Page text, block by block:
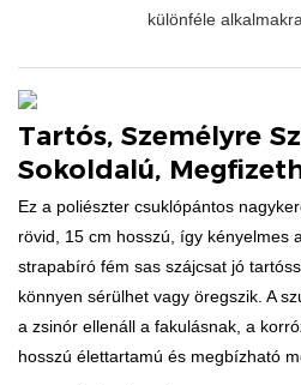
különféle alkalmakra.
Tartós, Személyre
Sokoldalú,
Ez a poliészter csuklópántos
rövid, 15 cm hosszú, így kényelmes
strapabíró fém sas szájcsat jó
könnyen sérülhet vagy öregszik. A
a zsinór ellenáll a fakulásnak, a
hosszú élettartamú és megbízható